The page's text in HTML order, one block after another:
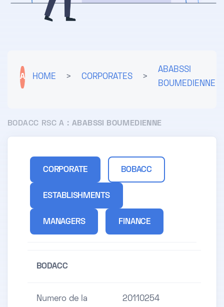
A HOME > CORPORATES >
ABABSSI
BOUMEDIENNE
BODACC RSC A : ABABSSI BOUMEDIENNE
CORPORATE BOBACC
ESTABLISHMENTS
MANAGERS FINANCE
BODACC
Numero de la
20110254